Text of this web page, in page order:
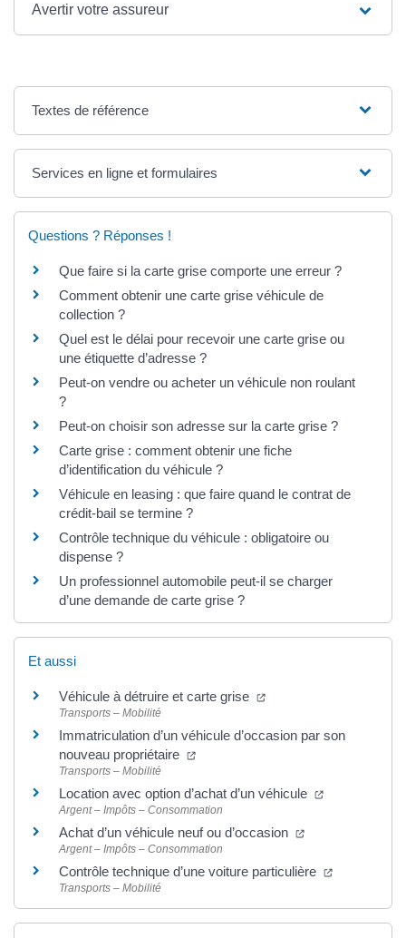
Avertir votre assureur
Textes de référence
Services en ligne et formulaires
Questions ? Réponses !
Que faire si la carte grise comporte une erreur ?
Comment obtenir une carte grise véhicule de
collection ?
Quel est le délai pour recevoir une carte grise ou
une étiquette d’adresse ?
Peut-on vendre ou acheter un véhicule non roulant
?
Peut-on choisir son adresse sur la carte grise ?
Carte grise : comment obtenir une fiche
d’identification du véhicule ?
Véhicule en leasing : que faire quand le contrat de
crédit-bail se termine ?
Contrôle technique du véhicule : obligatoire ou
dispense ?
Un professionnel automobile peut-il se charger
d’une demande de carte grise ?
Et aussi
Véhicule à détruire et carte grise
Transports – Mobilité
Immatriculation d’un véhicule d’occasion par son
nouveau propriétaire
Transports – Mobilité
Location avec option d’achat d’un véhicule
Argent – Impôts – Consommation
Achat d’un véhicule neuf ou d’occasion
Argent – Impôts – Consommation
Contrôle technique d’une voiture particulière
Transports – Mobilité